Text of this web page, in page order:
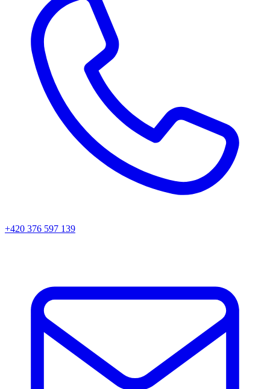
+420 376 597 139